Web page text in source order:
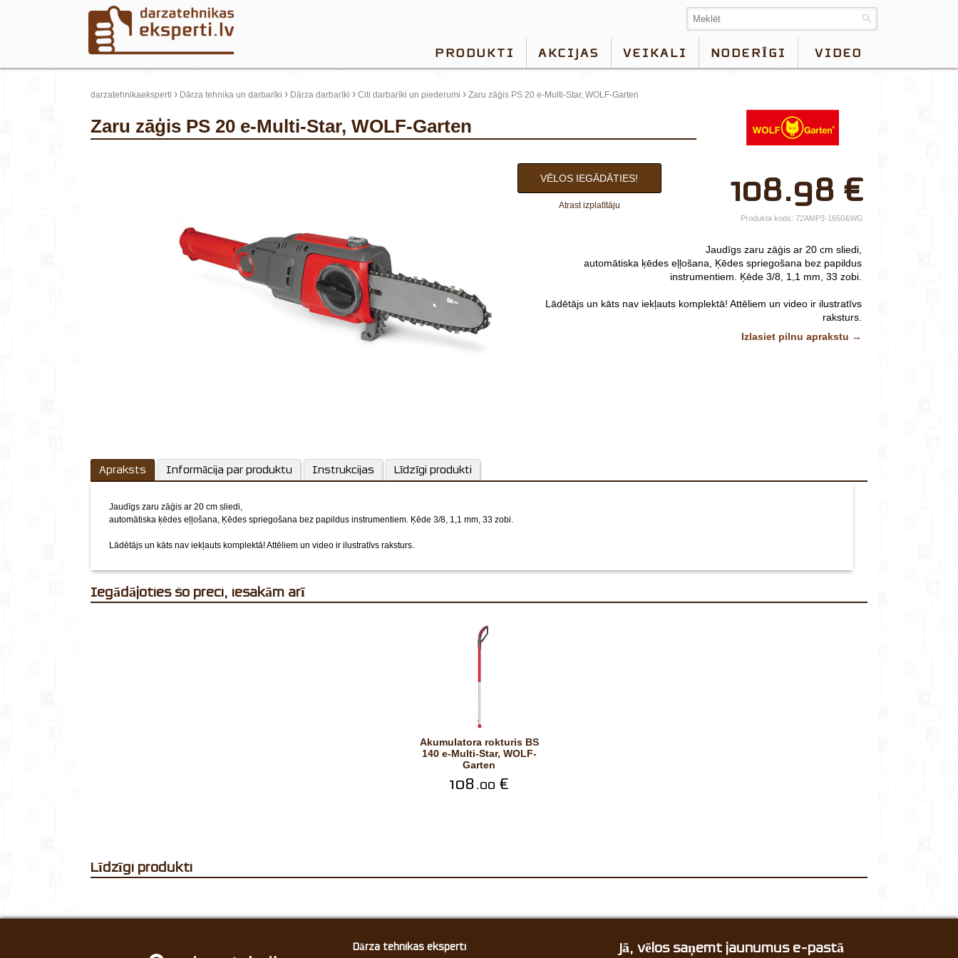
PRODUKTI AKCIJAS VEIKALI NODERĪGI VIDEO
darzatehnikaeksperti › Dārza tehnika un darbarīki › Dārza darbarīki › Citi darbarīki un piederumi › Zaru zāģis PS 20 e-Multi-Star, WOLF-Garten
Zaru zāģis PS 20 e-Multi-Star, WOLF-Garten
×
Jūsu vārds*
tālr.*
108.98 €
VĒLOS IEGĀDĀTIES!
Atrast izplatītāju
Produkta kods: 72AMP3-1650&WG
Jaudīgs zaru zāģis ar 20 cm sliedi,
automātiska ķēdes eļļošana, Ķēdes spriegošana bez papildus
instrumentiem. Ķēde 3/8, 1,1 mm, 33 zobi.
Lādētājs un kāts nav iekļauts komplektā! Attēliem un video ir ilustratīvs
raksturs.
Izlasiet pilnu aprakstu →
Apraksts Informācija par produktu Instrukcijas Līdzīgi produkti
Jaudīgs zaru zāģis ar 20 cm sliedi,
automātiska ķēdes eļļošana, Ķēdes spriegošana bez papildus instrumentiem. Ķēde 3/8, 1,1 mm, 33 zobi.
Lādētājs un kāts nav iekļauts komplektā!Attēliem un video ir ilustratīvs raksturs.
Iegādājoties šo preci, iesakām arī
Akumulatora rokturis BS
140 e-Multi-Star, WOLF-
Garten
108.00 €
Līdzīgi produkti
Dārza tehnikas eksperti Jā, vēlos saņemt jaunumus e-pastā